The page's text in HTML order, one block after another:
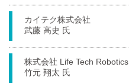
カイテク株式会社
武藤 高史 氏
株式会社 Life Tech Robotics
竹元 翔太 氏